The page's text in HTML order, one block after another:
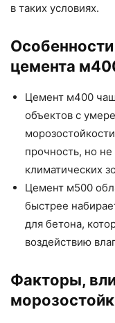
в таких условиях.
цемента
Цемент м400
объектов с
прочность, но не
климатических
Цемент м500
быстрее
для бетона,
воздействию
Факторы,